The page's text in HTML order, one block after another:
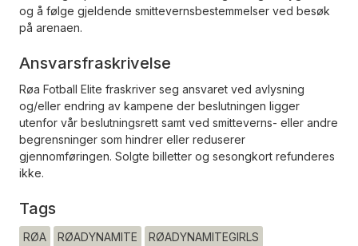
og å følge gjeldende smittevernsbestemmelser ved besøk
på arenaen.
Ansvarsfraskrivelse
Røa Fotball Elite fraskriver seg ansvaret ved avlysning
og/eller endring av kampene der beslutningen ligger
utenfor vår beslutningsrett samt ved smitteverns- eller andre
begrensninger som hindrer eller reduserer
gjennomføringen. Solgte billetter og sesongkort refunderes
ikke.
Tags
RØA RØADYNAMITE RØADYNAMITEGIRLS